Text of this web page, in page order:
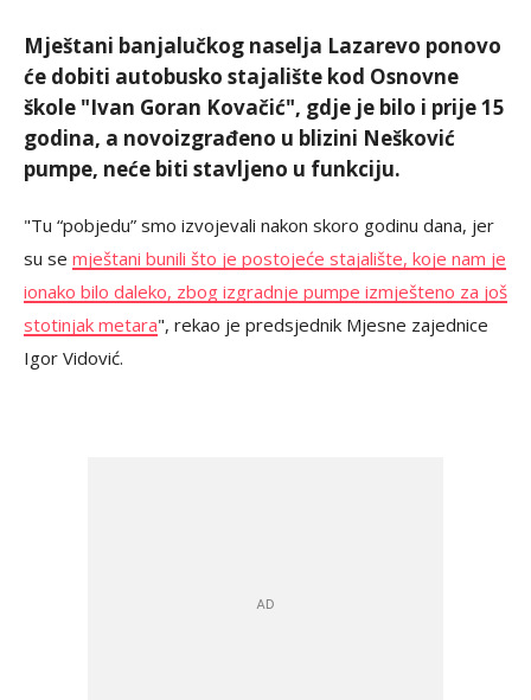
Mještani banjalučkog naselja Lazarevo ponovo
će dobiti autobusko stajalište kod Osnovne
škole "Ivan Goran Kovačić", gdje je bilo i prije 15
godina, a novoizgrađeno u blizini Nešković
pumpe, neće biti stavljeno u funkciju.
"Tu “pobjedu” smo izvojevali nakon skoro godinu dana, jer
su se mještani bunili što je postojeće stajalište, koje nam je
ionako bilo daleko, zbog izgradnje pumpe izmješteno za još
stotinjak metara", rekao je predsjednik Mjesne zajednice
Igor Vidović.